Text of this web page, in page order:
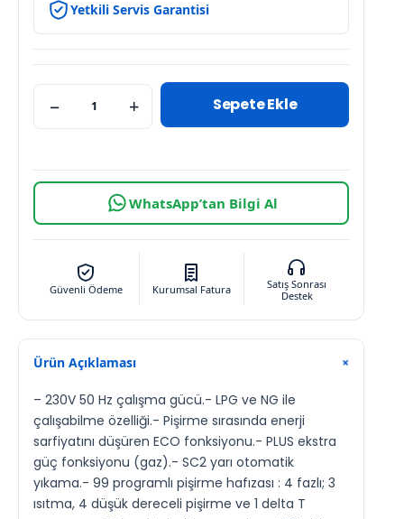
Yetkili Servis Garantisi
− + Sepete Ekle
WhatsApp’tan Bilgi Al
Güvenli Ödeme Kurumsal Fatura
Satış Sonrası
Destek
Ürün Açıklaması +
– 230V 50 Hz çalışma gücü.- LPG ve NG ile
çalışabilme özelliği.- Pişirme sırasında enerji
sarfiyatını düşüren ECO fonksiyonu.- PLUS ekstra
güç fonksiyonu (gaz).- SC2 yarı otomatik
yıkama.- 99 programlı pişirme hafızası : 4 fazlı; 3
ısıtma, 4 düşük dereceli pişirme ve 1 delta T